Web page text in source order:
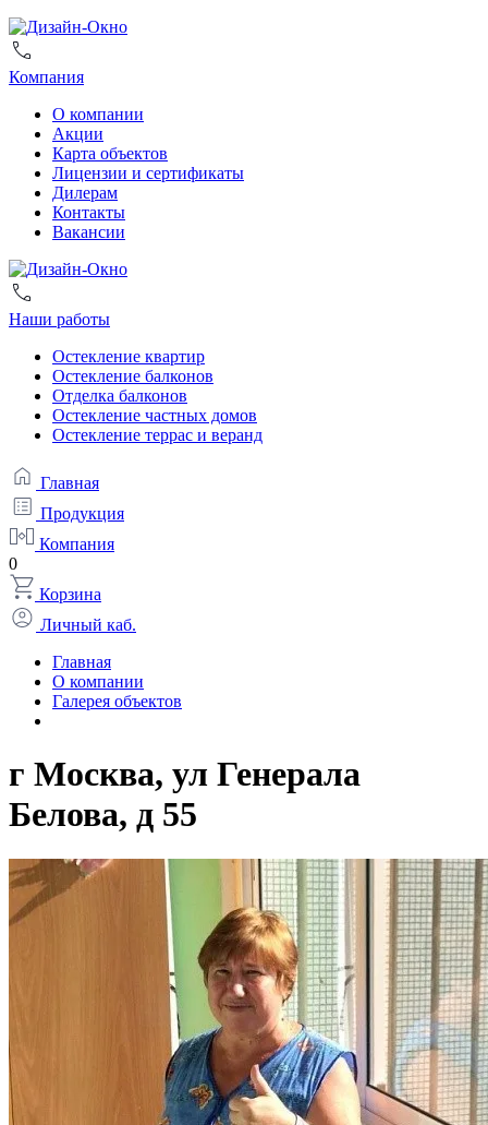
Компания
О компании
Акции
Карта объектов
Лицензии и сертификаты
Дилерам
Контакты
Вакансии
Наши работы
Остекление квартир
Остекление балконов
Отделка балконов
Остекление частных домов
Остекление террас и веранд
Главная
Продукция
Компания
0
Корзина
Личный каб.
Главная
О компании
Галерея объектов
г Москва, ул Генерала
Белова, д 55